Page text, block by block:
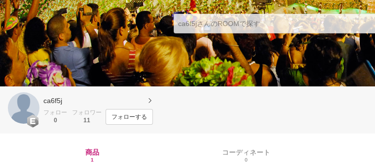
ca6f5j
フォロー
0
フォロワー
11
フォローする
商品
1
コーディネート
0